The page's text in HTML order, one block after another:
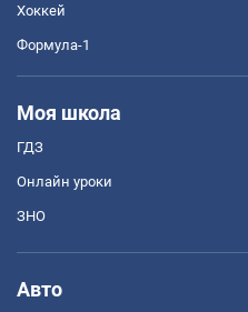
Хоккей
Формула-1
Моя школа
ГДЗ
Онлайн уроки
ЗНО
Авто